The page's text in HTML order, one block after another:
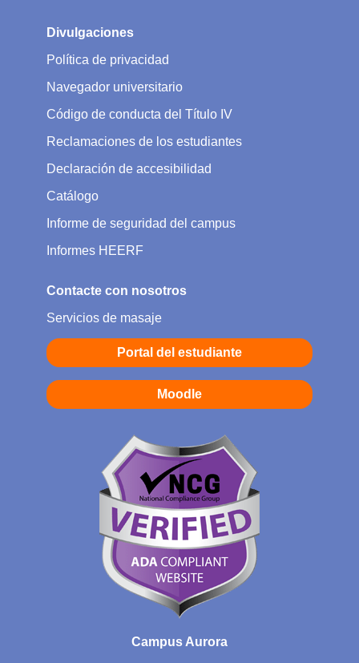
Divulgaciones
Política de privacidad
Navegador universitario
Código de conducta del Título IV
Reclamaciones de los estudiantes
Declaración de accesibilidad
Catálogo
Informe de seguridad del campus
Informes HEERF
Contacte con nosotros
Servicios de masaje
Portal del estudiante
Moodle
Campus Aurora